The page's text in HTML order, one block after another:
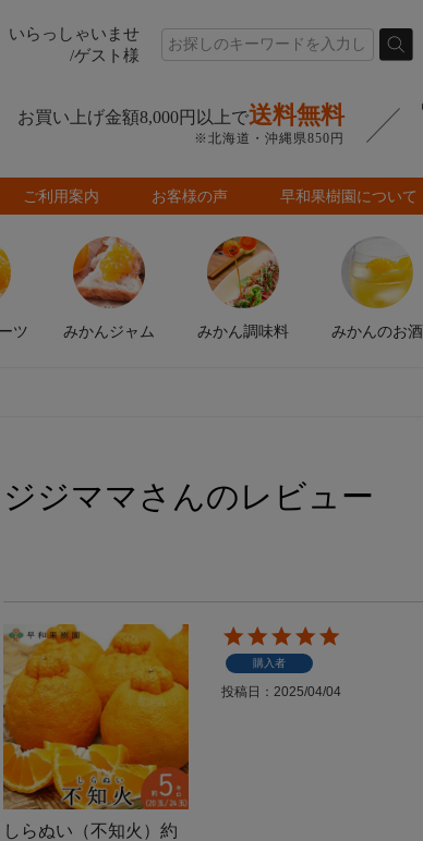
いらっしゃいませ
/ゲスト様
お買い上げ金額8,000円以上で送料無料
※北海道・沖縄県850円
ご利用案内 お客様の声 早和果樹園について
ツ みかん ジャム みかん調味料 みかんのお酒
ジジママさんのレビュー
しらぬい（不知火）約
購入者
投稿日 2025/04/04